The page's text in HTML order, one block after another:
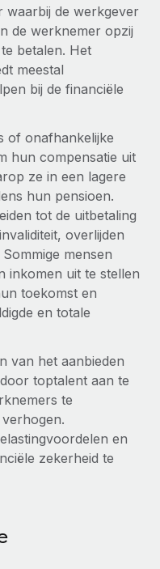
en beheren
uitbesteden
voor je team
met onze MCP
zakelijke tools
experts
van
voor groeiende
op maat
platform
bouwt open source,
voor
waarbij de werkgever
de werknemer opzij
betalen. Het
meestal
bij de financiële
of onafhankelijke
hun compensatie uit
ze in een lagere
hun pensioen.
tot de uitbetaling
overlijden
mensen
inkomen uit te stellen
toekomst en
en totale
van het aanbieden
toptalent aan te
te
en
zekerheid te